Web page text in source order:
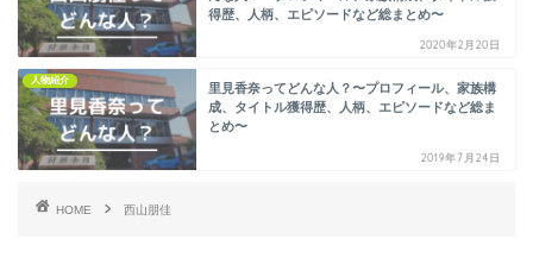
得歴、人柄、エピソードなど総まとめ〜
2020年2月20日
人物紹介
里見香奈ってどんな人？〜プロフィール、家族構
成、タイトル獲得歴、人柄、エピソードなど総ま
とめ〜
2019年7月24日
HOME 西山朋佳